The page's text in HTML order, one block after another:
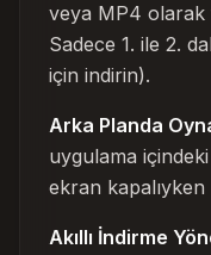
veya MP4 olarak
Sadece 1. ile 2.
için indirin).
Arka Planda
uygulama içindeki
ekran
Akıllı İndirme